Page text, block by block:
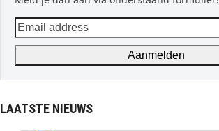
Email
address
Aanmelden
LAATSTE NIEUWS